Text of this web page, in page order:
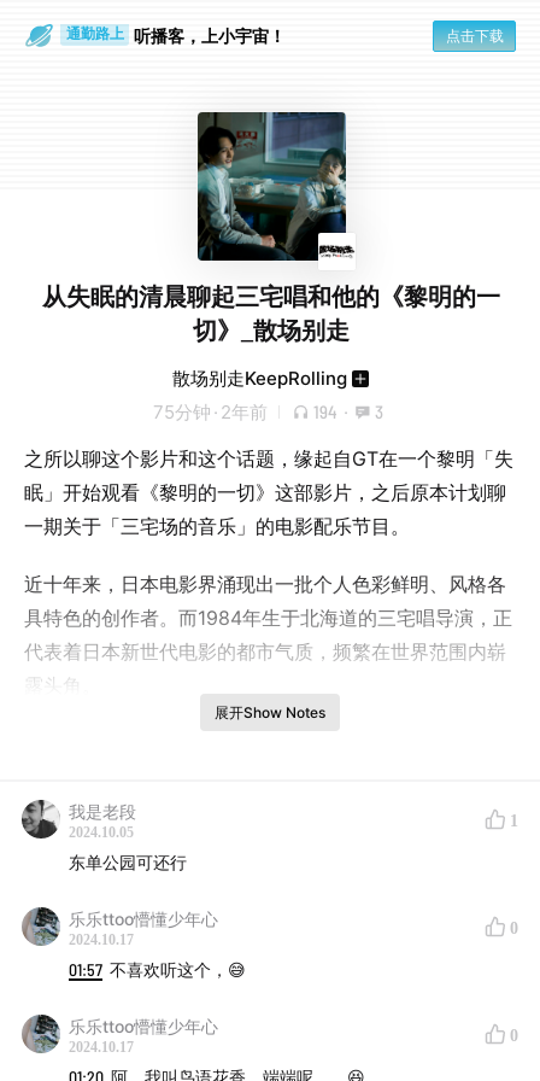
通勤路上 听播客，上小宇宙！ 点击下载
从失眠的清晨聊起三宅唱和他的《黎明的一
切》_散场别走
散场别走KeepRolling
75分钟 · 2年前 194 · 3
之所以聊这个影片和这个话题，缘起自GT在一个黎明「失
眠」开始观看《黎明的一切》这部影片，之后原本计划聊
一期关于「三宅场的音乐」的电影配乐节目。
近十年来，日本电影界涌现出一批个人色彩鲜明、风格各
具特色的创作者。而1984年生于北海道的三宅唱导演，正
代表着日本新世代电影的都市气质，频繁在世界范围内崭
露头角。
（2022）入选柏林电影节，并以《惠子，凝视》摘下日本
权威杂志《电影旬报》年度第一。他的电影记录着当代日
本都市年轻人的生活日常，以及其中的惊奇与闪光，也让
他在中国收获了一批忠实的影迷。
本片的音乐制作人Hi'Spec是铺垫三宅唱影像气质的音乐
乐。
展开Show Notes
我是老段
2024.10.05
1
东单公园可还行
乐乐ttoo懵懂少年心
2024.10.17
0
01:57 不喜欢听这个，😅
乐乐ttoo懵懂少年心
2024.10.17
0
01:20 阿，我叫鸟语花香，端端呢，，😆